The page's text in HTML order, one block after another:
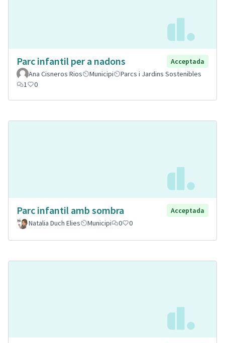
Parc infantil per a nadons
Acceptada
Ana Cisneros Rios
Municipi
Parcs i Jardins Sostenibles
1
0
Parc infantil amb sombra
Acceptada
Natalia Duch Elies
Municipi 0 0